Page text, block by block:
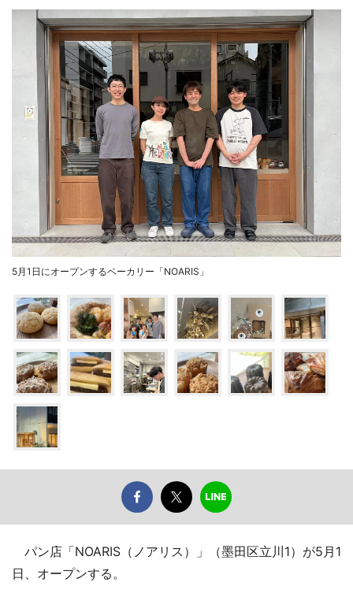
5月1日にオープンするベーカリー「NOARIS」
パン店「NOARIS（ノアリス）」（墨田区立川1）が5月1
日、オープンする。